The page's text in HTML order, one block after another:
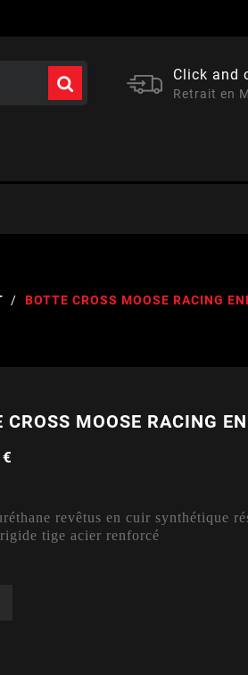
Click and
Retrait en
BOTTE CROSS MOOSE RACING
CROSS MOOSE RACING
revêtus en cuir synthétique
tige acier renforcé